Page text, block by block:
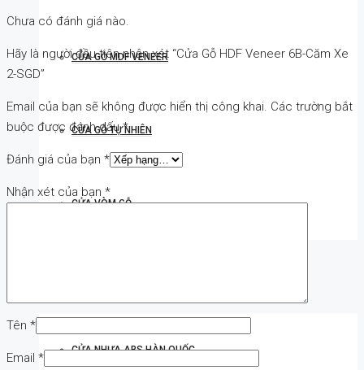
CỬA GỖ MDF VENEER
CỬA GỖ TỰ NHIÊN
CỬA VÒM GỖ
CỬA NHỰA ABS HÀN QUỐC
Chưa có đánh giá nào.
Hãy là người đầu tiên nhận xét “Cửa Gỗ HDF Veneer 6B-Căm Xe
2-SGD”
Email của bạn sẽ không được hiển thị công khai. Các trường bắt
buộc được đánh dấu*
Đánh giá của bạn *
Nhận xét của bạn *
Tên *
Email *